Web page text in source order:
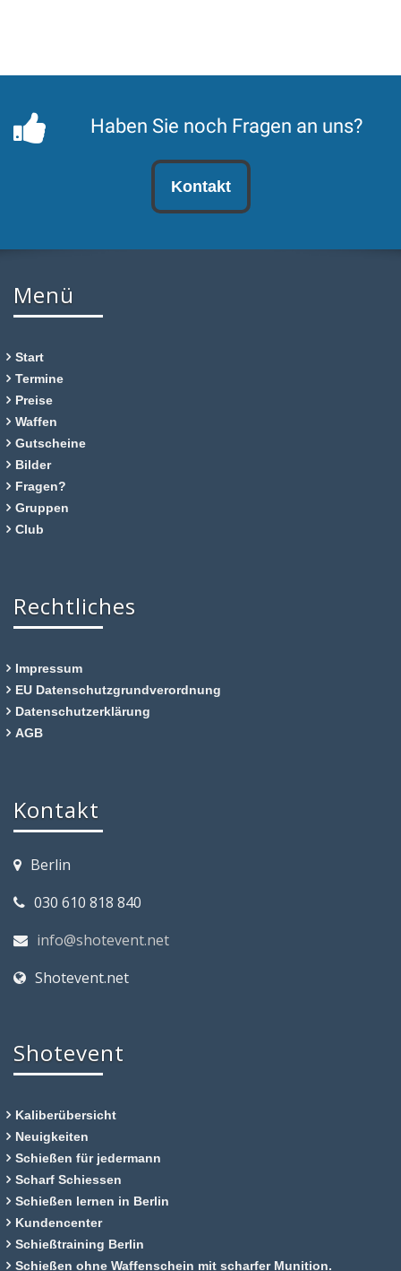
Haben Sie noch Fragen an uns?
Kontakt
Menü
Start
Termine
Preise
Waffen
Gutscheine
Bilder
Fragen?
Gruppen
Club
Rechtliches
Impressum
EU Datenschutzgrundverordnung
Datenschutzerklärung
AGB
Kontakt
Berlin
030 610 818 840
info@shotevent.net
Shotevent.net
Shotevent
Kaliberübersicht
Neuigkeiten
Schießen für jedermann
Scharf Schiessen
Schießen lernen in Berlin
Kundencenter
Schießtraining Berlin
Schießen ohne Waffenschein mit scharfer Munition.